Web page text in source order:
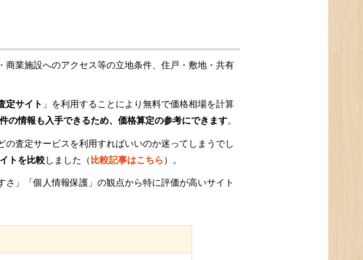
業施設へのアクセス等の立地条件、住戸・敷地・共有
定サイト 」を利用することにより無料で価格相場を計算
の情報も入手できるため、価格算定の参考にできます。
の査定サービスを利用すればいいのか迷ってしまうでし
トを比較しました（比較記事はこちら）。
」「個人情報保護」の観点から特に評価が高いサイト